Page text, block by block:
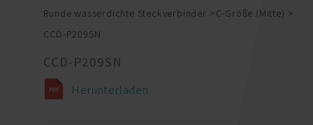
Runde wasserdichte Steckverbinder
C-Größe (Mitte)
CCD-P209SN
CCD-P209SN
Herunterladen